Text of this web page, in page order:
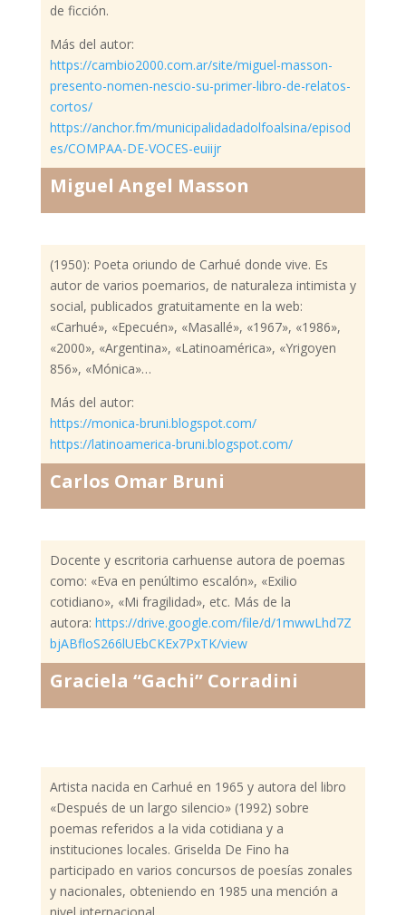
de ficción.
Más del autor:
https://cambio2000.com.ar/site/miguel-masson-
presento-nomen-nescio-su-primer-libro-de-relatos-
cortos/
https://anchor.fm/municipalidadadolfoalsina/episod
es/COMPAA-DE-VOCES-euiijr
Miguel Angel Masson
(1950): Poeta oriundo de Carhué donde vive. Es
autor de varios poemarios, de naturaleza intimista y
social, publicados gratuitamente en la web:
«Carhué», «Epecuén», «Masallé», «1967», «1986»,
«2000», «Argentina», «Latinoamérica», «Yrigoyen
856», «Mónica»…
Más del autor:
https://monica-bruni.blogspot.com/
https://latinoamerica-bruni.blogspot.com/
Carlos Omar Bruni
Docente y escritoria carhuense autora de poemas
como: «Eva en penúltimo escalón», «Exilio
cotidiano», «Mi fragilidad», etc. Más de la
autora: https://drive.google.com/file/d/1mwwLhd7Z
bjABfloS266lUEbCKEx7PxTK/view
Graciela “Gachi” Corradini
Artista nacida en Carhué en 1965 y autora del libro
«Después de un largo silencio» (1992) sobre
poemas referidos a la vida cotidiana y a
instituciones locales. Griselda De Fino ha
participado en varios concursos de poesías zonales
y nacionales, obteniendo en 1985 una mención a